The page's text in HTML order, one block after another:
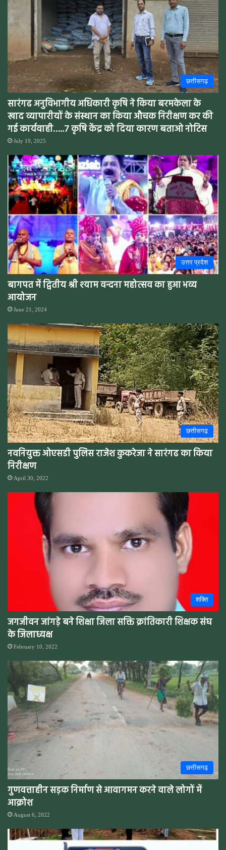
छत्तीसगढ़
सारंगढ अनुविभागीय अधिकारी कृषि ने किया बरमकेला के
खाद व्यापारीयों के संस्थान का किया औचक निरीक्षण कर की
गई कार्यवाही…..7 कृषि केंद्र को दिया कारण बताओ नोटिस
July 19, 2025
उत्तर प्रदेश
बागपत में द्वितीय श्री श्याम वन्दना महोत्सव का हुआ भव्य
आयोजन
June 21, 2024
छत्तीसगढ़
नवनियुक्त ओएसडी पुलिस राजेश कुकरेजा ने सारंगढ का किया
निरीक्षण
April 30, 2022
शक्ति
जगजीवन जांगड़े बने शिक्षा जिला सक्ति क्रांतिकारी शिक्षक संघ
के जिलाध्यक्ष
February 10, 2022
छत्तीसगढ़
गुणवत्ताहीन सड़क निर्माण से आवागमन करने वाले लोगों में
आक्रोश
August 6, 2022